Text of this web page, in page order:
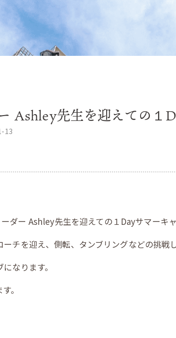
Ashley先生を迎えての１
13
ダー Ashley先生を迎えての１ Dayサマーキ
チを迎え、側転、タンブリングなどの挑戦し
なります。
。